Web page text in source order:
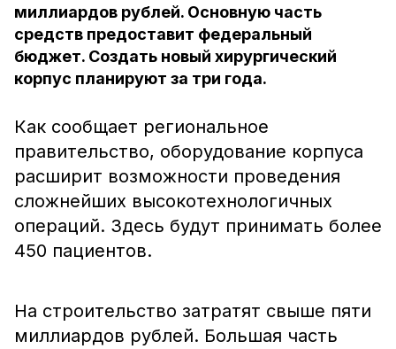
миллиардов рублей. Основную часть
средств предоставит федеральный
бюджет. Создать новый хирургический
корпус планируют за три года.
Как сообщает региональное
правительство, оборудование корпуса
расширит возможности проведения
сложнейших высокотехнологичных
операций. Здесь будут принимать более
450 пациентов.
На строительство затратят свыше пяти
миллиардов рублей. Большая часть